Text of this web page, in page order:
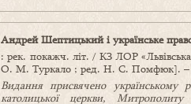
Андрей Шептицький і українське
: рек. покажч. літ. / КЗ ЛОР «Львівська
О. М. Туркало ; ред. Н. С. Помфюк].
Видання присвячено українському
католицької церкви, Митрополиту